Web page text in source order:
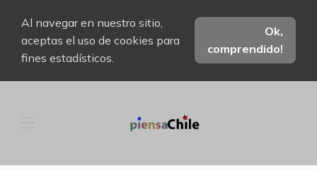
Al navegar en nuestro sitio,
aceptas el uso de cookies para
fines estadísticos.
Ok,
comprendido!